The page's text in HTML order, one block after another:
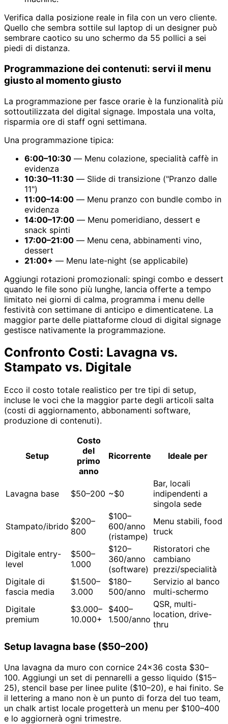
Verifica dalla posizione reale in fila con un vero cliente.
Quello che sembra sottile sul laptop di un designer può
sembrare caotico su uno schermo da 55 pollici a sei
piedi di distanza.
Programmazione dei contenuti: servi il menu
giusto al momento giusto
La programmazione per fasce orarie è la funzionalità più
sottoutilizzata del digital signage. Impostala una volta,
risparmia ore di staff ogni settimana.
Una programmazione tipica:
6:00–10:30 — Menu colazione, specialità caffè in
evidenza
10:30–11:30 — Slide di transizione ("Pranzo dalle
11")
11:00–14:00 — Menu pranzo con bundle combo in
evidenza
14:00–17:00 — Menu pomeridiano, dessert e
snack spinti
17:00–21:00 — Menu cena, abbinamenti vino,
dessert
21:00+ — Menu late-night (se applicabile)
Aggiungi rotazioni promozionali: spingi combo e dessert
quando le file sono più lunghe, lancia offerte a tempo
limitato nei giorni di calma, programma i menu delle
festività con settimane di anticipo e dimenticatene. La
maggior parte delle piattaforme cloud di digital signage
gestisce nativamente la programmazione.
Confronto Costi: Lavagna vs.
Stampato vs. Digitale
Ecco il costo totale realistico per tre tipi di setup,
incluse le voci che la maggior parte degli articoli salta
(costi di aggiornamento, abbonamenti software,
produzione di contenuti).
Setup
Costo
del
primo
anno
Ricorrente Ideale per
Lavagna base $50–200 ~$0
Bar, locali
indipendenti a
singola sede
Stampato/ibrido $200–
800
$100–
600/anno
(ristampe)
Menu stabili, food
truck
Digitale entry-
level
$500–
1.000
$120–
360/anno
(software)
Ristoratori che
cambiano
prezzi/specialità
Digitale di
fascia media
$1.500–
3.000
$180–
500/anno
Servizio al banco
multi-schermo
Digitale
premium
$3.000–
10.000+
$400–
1.500/anno
QSR, multi-
location, drive-
thru
Setup lavagna base ($50–200)
Una lavagna da muro con cornice 24×36 costa $30–
100. Aggiungi un set di pennarelli a gesso liquido ($15–
25), stencil base per linee pulite ($10–20), e hai finito. Se
il lettering a mano non è un punto di forza del tuo team,
un chalk artist locale progetterà un menu per $100–400
e lo aggiornerà ogni trimestre.